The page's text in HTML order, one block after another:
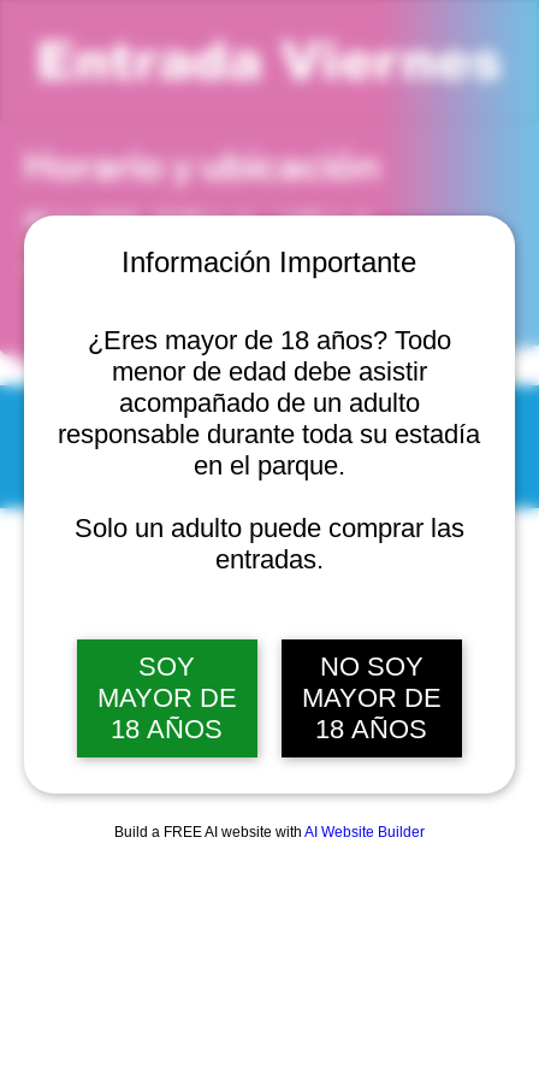
Información Importante
¿Eres mayor de 18 años? Todo
menor de edad debe asistir
acompañado de un adulto
responsable durante toda su estadía
en el parque.
Solo un adulto puede comprar las
entradas.
SOY
MAYOR DE
18 AÑOS
NO SOY
MAYOR DE
18 AÑOS
Build a FREE AI website with AI Website Builder
Entrada Viernes
Horario y ubicación
20 jun 2025, 12:00 p. m. – 1:00 p. m.
Viña del Mar, Cam. Internacional 2440, 2541754 Viña
del Mar, Valparaíso, Chile